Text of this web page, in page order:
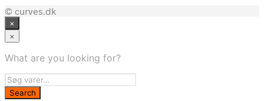
© curves.dk
×
×
What are you looking for?